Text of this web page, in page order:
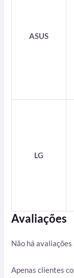
ASUS
LG
Avaliações
Não há avaliações
Apenas clientes